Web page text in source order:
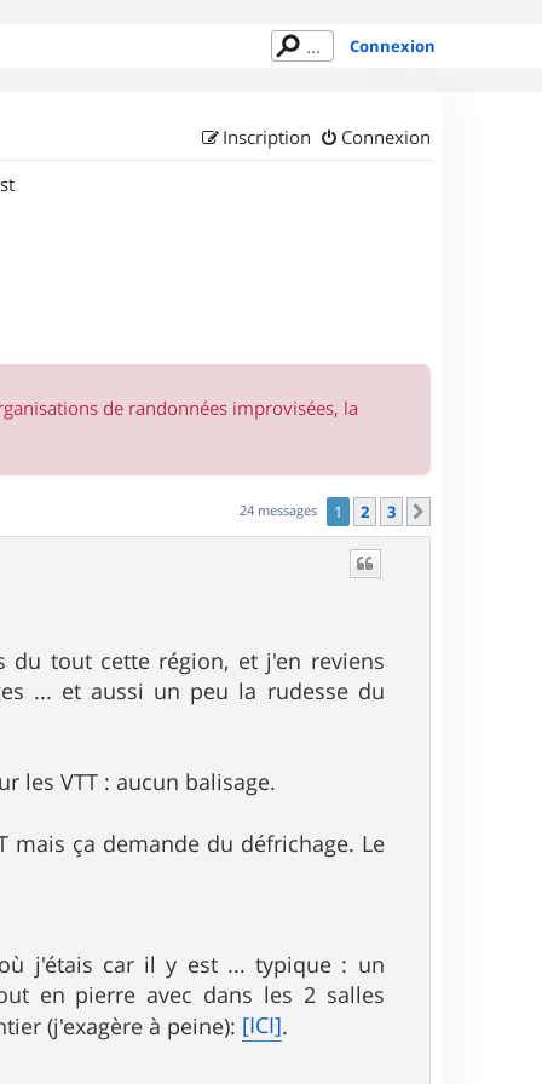
Connexion
Connexion
Inscription
de randonnées improvisées, la
24 messages 1 2 3
du tout cette région, et j'en reviens
... et aussi un peu la rudesse du
les VTT : aucun balisage.
mais ça demande du défrichage. Le
j'étais car il y est ... typique : un
en pierre avec dans les 2 salles
(j'exagère à peine): [ICI].